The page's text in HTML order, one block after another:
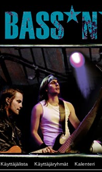
Käyttäjälista Käyttäjäryhmät Kalenteri